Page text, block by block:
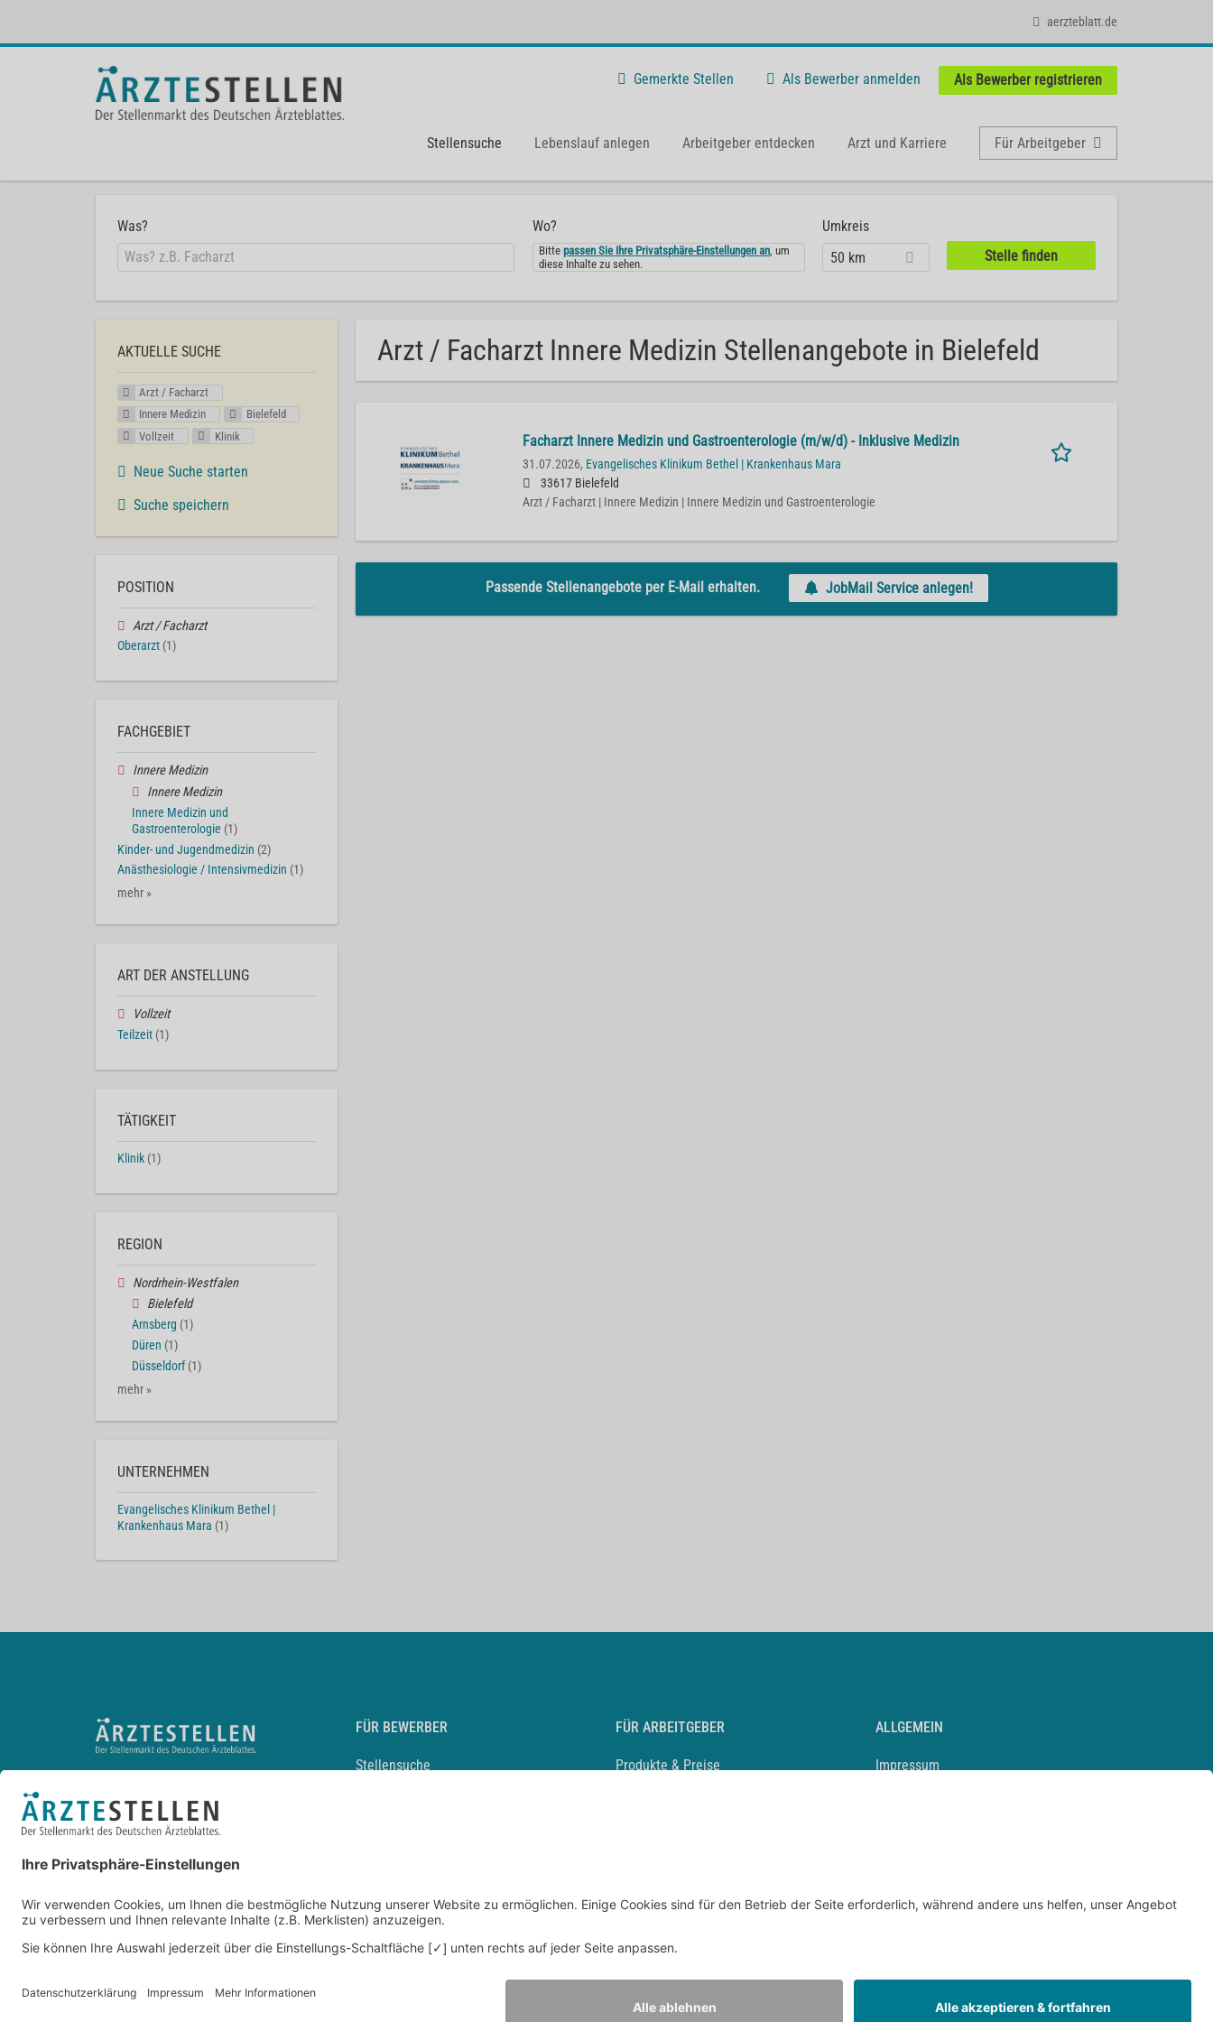
aerzteblatt.de
Gemerkte Stellen Als Bewerber anmelden Als Bewerber registrieren
Stellensuche Lebenslauf anlegen Arbeitgeber entdecken Arzt und Karriere Für Arbeitgeber
Was? Wo?
Bittepassen Sie Ihre Privatsphäre-Einstellungen an, um
diese Inhalte zu sehen.
Umkreis
50 km
Arzt / Facharzt Innere Medizin Stellenangebote in Bielefeld
Facharzt Innere Medizin und Gastroenterologie (m/w/d) - Inklusive Medizin
31.07.2026, Evangelisches Klinikum Bethel | Krankenhaus Mara
33617 Bielefeld
Arzt / Facharzt | Innere Medizin | Innere Medizin und Gastroenterologie
Passende Stellenangebote per E-Mail erhalten. JobMail Service anlegen!
AKTUELLE SUCHE
Arzt / Facharzt
Innere Medizin
Bielefeld
Vollzeit
Klinik
Neue Suche starten
Suche speichern
POSITION
Arzt / Facharzt
Oberarzt (1)
FACHGEBIET
Innere Medizin
Innere Medizin
Innere Medizin und
Gastroenterologie (1)
Kinder- und Jugendmedizin (2)
Anästhesiologie / Intensivmedizin (1)
mehr »
ART DER ANSTELLUNG
Vollzeit
Teilzeit (1)
TÄTIGKEIT
Klinik (1)
REGION
Nordrhein-Westfalen
Bielefeld
Arnsberg (1)
Düren (1)
Düsseldorf (1)
mehr »
UNTERNEHMEN
Evangelisches Klinikum Bethel |
Krankenhaus Mara (1)
FÜR BEWERBER
Stellensuche
Durchsuchen Sie den Stellenkatalog
FÜR ARBEITGEBER
Produkte & Preise
ALLGEMEIN
Impressum